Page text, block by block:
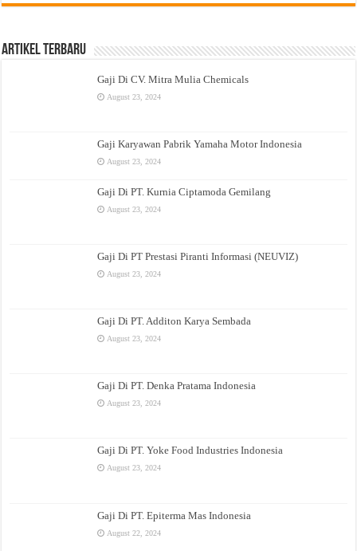
Artikel Terbaru
Gaji Di CV. Mitra Mulia Chemicals
August 23, 2024
Gaji Karyawan Pabrik Yamaha Motor Indonesia
August 23, 2024
Gaji Di PT. Kurnia Ciptamoda Gemilang
August 23, 2024
Gaji Di PT Prestasi Piranti Informasi (NEUVIZ)
August 23, 2024
Gaji Di PT. Additon Karya Sembada
August 23, 2024
Gaji Di PT. Denka Pratama Indonesia
August 23, 2024
Gaji Di PT. Yoke Food Industries Indonesia
August 23, 2024
Gaji Di PT. Epiterma Mas Indonesia
August 22, 2024